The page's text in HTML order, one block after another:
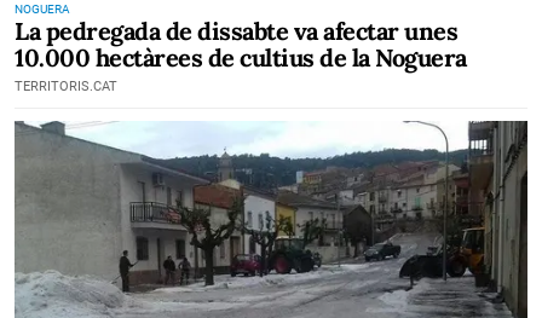
NOGUERA
La pedregada de dissabte va afectar unes
10.000 hectàrees de cultius de la Noguera
TERRITORIS.CAT